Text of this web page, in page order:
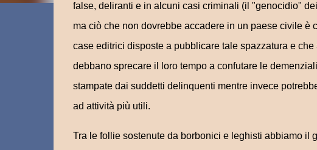
false, deliranti e in alcuni casi criminali (il "genocidio"
ma ciò che non dovrebbe accadere in un paese civile è
case editrici disposte a pubblicare tale spazzatura e che
debbano sprecare il loro tempo a confutare le
stampate dai suddetti delinquenti mentre invece
ad attività più utili.
Tra le follie sostenute da borbonici e leghisti abbiamo il